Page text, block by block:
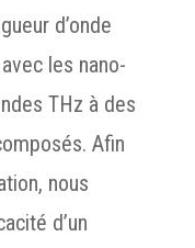
d’onde
les nano-
THz à des
Afin
nous
d’un